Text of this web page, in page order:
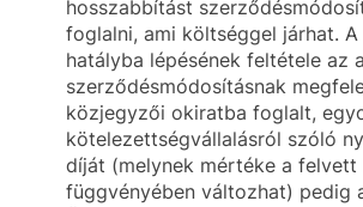
hosszabbítást
foglalni, ami költséggel járhat.
hatályba lépésének feltétele az
szerződésmódosításnak
közjegyzői okiratba foglalt,
kötelezettségvállalásról szóló
díját (melynek mértéke a felvett
függvényében változhat) pedig